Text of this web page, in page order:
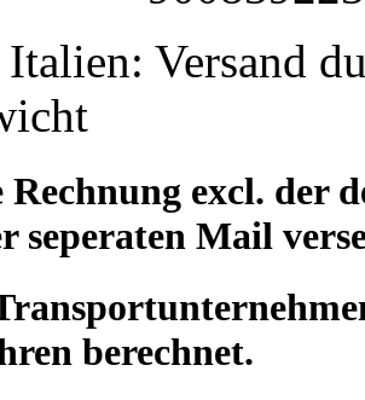
Versand
Rechnung excl. der
seperaten Mail
berechnet.